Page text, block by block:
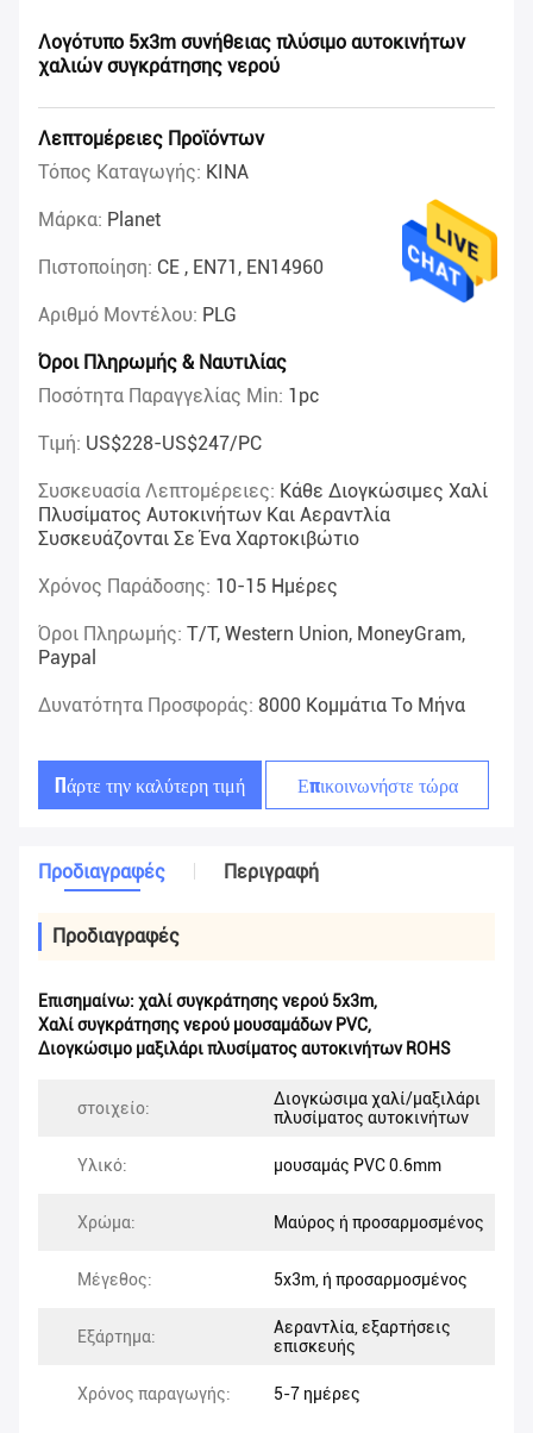
Λογότυπο 5x3m συνήθειας πλύσιμο αυτοκινήτων
χαλιών συγκράτησης νερού
Λεπτομέρειες Προϊόντων
Τόπος Καταγωγής: ΚΙΝΑ
Μάρκα: Planet
Πιστοποίηση: CE , EN71, EN14960
Αριθμό Μοντέλου: PLG
Όροι Πληρωμής & Ναυτιλίας
Ποσότητα Παραγγελίας Min: 1pc
Τιμή: US$228-US$247/PC
Συσκευασία Λεπτομέρειες: Κάθε Διογκώσιμες Χαλί
Πλυσίματος Αυτοκινήτων Και Αεραντλία
Συσκευάζονται Σε Ένα Χαρτοκιβώτιο
Χρόνος Παράδοσης: 10-15 Ημέρες
Όροι Πληρωμής: T/T, Western Union, MoneyGram,
Paypal
Δυνατότητα Προσφοράς: 8000 Κομμάτια Το Μήνα
Πάρτε την καλύτερη τιμή Επικοινωνήστε τώρα
Προδιαγραφές Περιγραφή
Προδιαγραφές
Επισημαίνω: χαλί συγκράτησης νερού 5x3m,
Χαλί συγκράτησης νερού μουσαμάδων PVC,
Διογκώσιμο μαξιλάρι πλυσίματος αυτοκινήτων ROHS
στοιχείο:
Διογκώσιμα χαλί/μαξιλάρι
πλυσίματος αυτοκινήτων
Υλικό: μουσαμάς PVC 0.6mm
Χρώμα: Μαύρος ή προσαρμοσμένος
Μέγεθος: 5x3m, ή προσαρμοσμένος
Εξάρτημα:
Αεραντλία, εξαρτήσεις
επισκευής
Χρόνος παραγωγής: 5-7 ημέρες